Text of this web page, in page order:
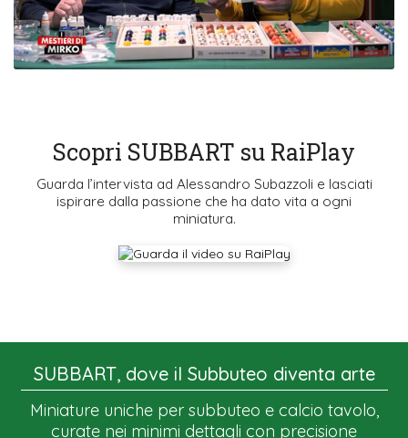
Scopri SUBBART su RaiPlay
Guarda l’intervista ad Alessandro Subazzoli e lasciati
ispirare dalla passione che ha dato vita a ogni
miniatura.
SUBBART, dove il Subbuteo diventa arte
Miniature uniche per subbuteo e calcio tavolo,
curate nei minimi dettagli con precisione